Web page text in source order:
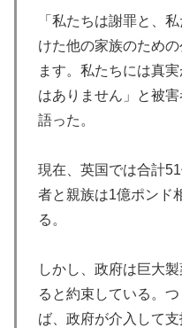
「私たちは謝罪と、
けた他の家族のため
ます。私たちには真
はありません」と被
語った。
現在、英国では合計
者と親族は1億ポンド
る。
しかし、政府は巨大
ると約束している。
ば、政府が介入して支